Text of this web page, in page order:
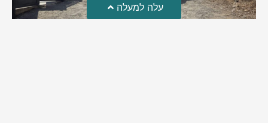
עלה למעלה